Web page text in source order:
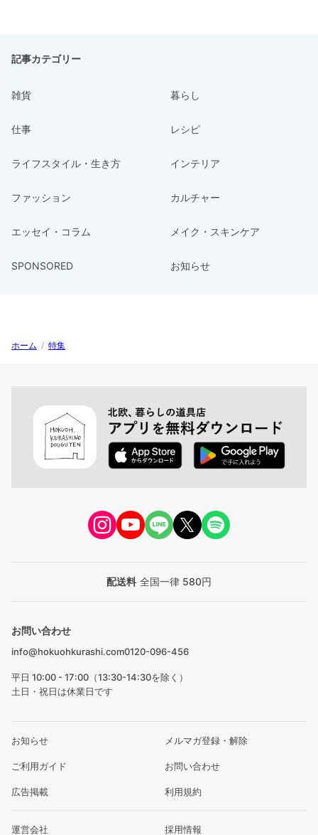
記事カテゴリー
雑貨 暮らし
仕事 レシピ
ライフスタイル・生き方 インテリア
ファッション カルチャー
エッセイ・コラム メイク・スキンケア
SPONSORED お知らせ
ホーム / 特集
配送料 全国一律 580円
お問い合わせ
info@hokuohkurashi.com0120-096-456
平日 10:00 - 17:00（13:30-14:30を除く）
土日・祝日は休業日です
お知らせ メルマガ登録・解除
ご利用ガイド お問い合わせ
広告掲載 利用規約
運営会社 採用情報